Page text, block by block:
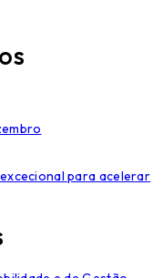
excecional para acelerar